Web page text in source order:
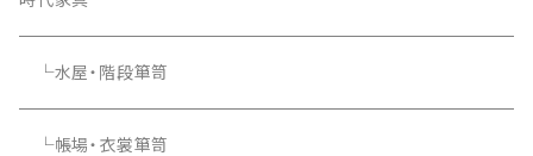
└水屋・階段箪笥
└帳場・衣裳箪笥